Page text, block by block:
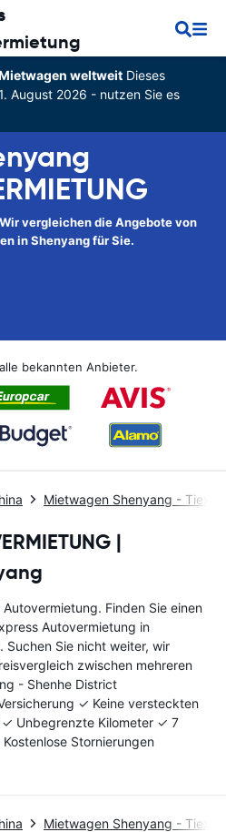
weltweitDieses
August 2026 - nutzen Sie es
vergleichen die Angebote von
in Shenyang für Sie.
bekannten Anbieter.
Mietwagen Shenyang - Tiexi
|
Finden Sie einen
Autovermietung in
Suchen Sie nicht weiter, wir
zwischen mehreren
- Shenhe District
✓ Keine versteckten
Unbegrenzte Kilometer ✓ 7
Stornierungen
Mietwagen Shenyang - Tiexi